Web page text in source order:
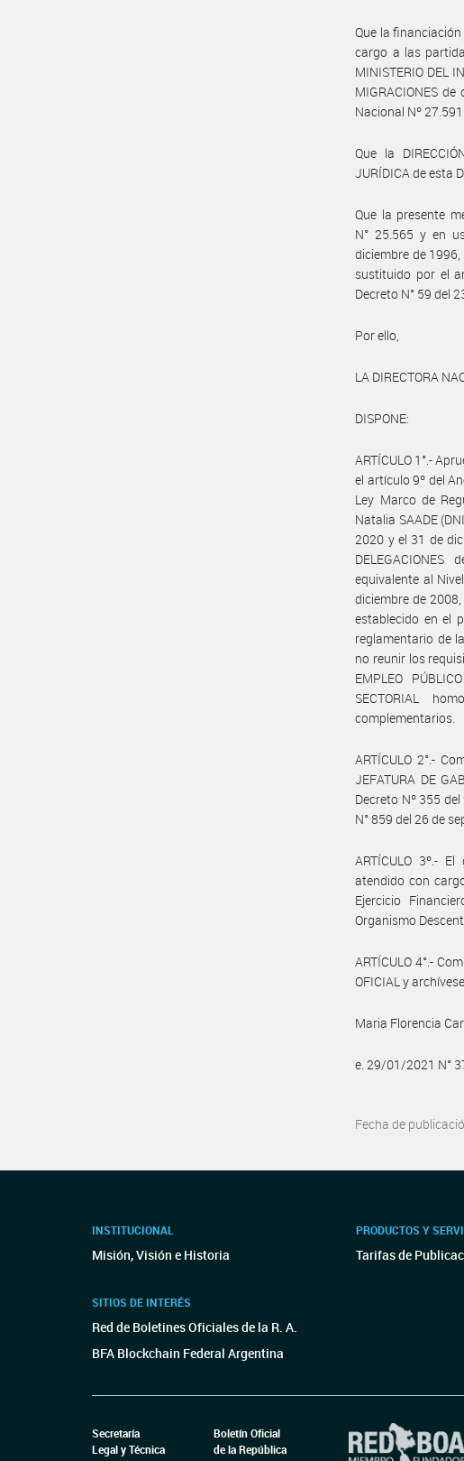
Que la
cargo a las
MINISTERIO DEL
MIGRACIONES
Nacional Nº 27.591.
Que la
JURÍDICA de esta
Que la presente
N° 25.565 y en
diciembre de
sustituido por el
Decreto N° 59 del
Por ello,
LA DIRECTORA
DISPONE:
ARTÍCULO 1°.-
el artículo 9º del
Ley Marco de
Natalia SAADE
2020 y el 31 de
equivalente al
diciembre de
establecido en el
reglamentario de
no reunir los
EMPLEO
SECTORIAL
complementarios.
ARTÍCULO 2°.-
JEFATURA DE
Decreto Nº 355
N° 859 del 26 de
ARTÍCULO 3º.-
atendido con
Ejercicio
Organismo
ARTÍCULO 4°.-
OFICIAL y
Maria Florencia
e. 29/01/2021 N°
Fecha de
INSTITUCIONAL
Misión, Visión e Historia
SITIOS DE INTERÉS
Red de Boletines Oficiales de la R. A.
BFA Blockchain Federal Argentina
PRODUCTOS Y
Tarifas de
Secretaría
Legal y Técnica
Boletín Oficial
de la República